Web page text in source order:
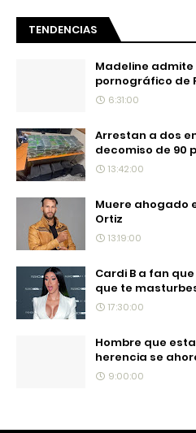
TENDENCIAS
Madeline
pornográfico de
6:31:00
Arrestan a dos
decomiso de 90
13:42:00
Muere ahogado
Ortiz
13:19:00
Cardi B a fan
que te
17:30:00
Hombre que
herencia se
9:00:00